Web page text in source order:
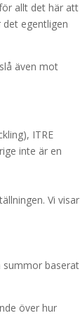
allt det här att
egentligen
även mot
ITRE
inte är en
Vi visar
summor baserat
över hur